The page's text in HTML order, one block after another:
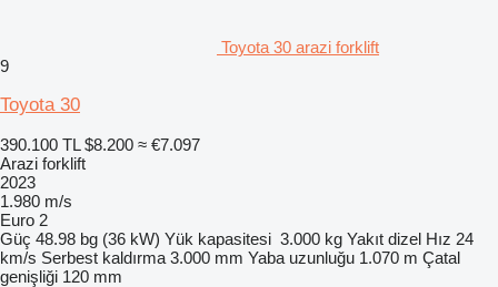
Toyota 30 arazi forklift
9
Toyota 30
390.100 TL $8.200 ≈ €7.097
Arazi forklift
2023
1.980 m/s
Euro 2
Güç 48.98 bg (36 kW) Yük kapasitesi 3.000 kg Yakıt dizel Hız 24
km/s Serbest kaldırma 3.000 mm Yaba uzunluğu 1.070 m Çatal
genişliği 120 mm